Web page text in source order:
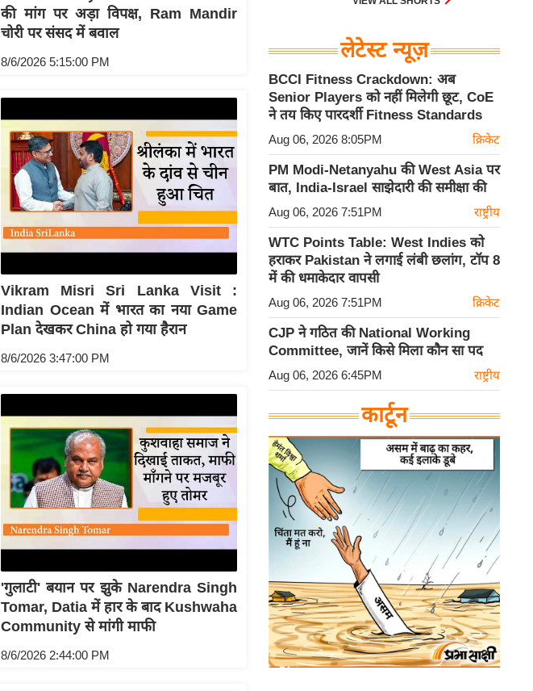
की मांग पर अड़ा विपक्ष, Ram Mandir
चोरी पर संसद में बवाल
8/6/2026 5:15:00 PM
Vikram Misri Sri Lanka Visit :
Indian Ocean में भारत का नया Game
Plan देखकर China हो गया हैरान
8/6/2026 3:47:00 PM
'गुलाटी' बयान पर झुके Narendra Singh
Tomar, Datia में हार के बाद Kushwaha
Community से मांगी माफी
8/6/2026 2:44:00 PM
लेटेस्ट न्यूज़
BCCI Fitness Crackdown: अब
Senior Players को नहीं मिलेगी छूट, CoE
ने तय किए पारदर्शी Fitness Standards
Aug 06, 2026 8:05PM क्रिकेट
PM Modi-Netanyahu की West Asia पर
बात, India-Israel साझेदारी की समीक्षा की
Aug 06, 2026 7:51PM राष्ट्रीय
WTC Points Table: West Indies को
हराकर Pakistan ने लगाई लंबी छलांग, टॉप 8
में की धमाकेदार वापसी
Aug 06, 2026 7:51PM क्रिकेट
CJP ने गठित की National Working
Committee, जानें किसे मिला कौन सा पद
Aug 06, 2026 6:45PM राष्ट्रीय
कार्टून